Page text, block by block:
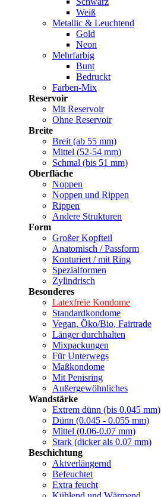
Weiß
Metallic & Leuchtend
Gold
Neon
Mehrfarbig
Bunt
Bedruckt
Farben-Mix
Reservoir
Mit Reservoir
Ohne Reservoir
Breite
Breit (ab 55 mm)
Mittel (52-54 mm)
Schmal (bis 51 mm)
Oberfläche
Noppen
Noppen und Rippen
Rippen
Andere Strukturen
Form
Großer Kopfteil
Anatomisch / Passform
Konturiert / mit Ring
Spezialformen
Zylindrisch
Besonderes
Latexfreie Kondome
Standardkondome
Vegan, Öko/Bio, Fairtrade
Länger durchhalten
Mixpackungen
Für Unterwegs
Maßkondome
Mit Penisring
Außergewöhnliches
Wandstärke
Extrem dünn (bis 0.045 mm)
Dünn (0.045 - 0.055 mm)
Mittel (0.06-0.07 mm)
Stark (dicker als 0.07 mm)
Beschichtung
Aktverlängernd
Befeuchtet
Extra feucht